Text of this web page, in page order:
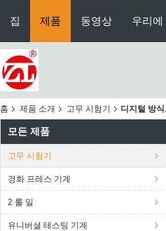
집 제품 동영상 우리에
홈 제품 소개 고무 시험기 디지털 방
모든 제품
고무 시험기
경화 프레스 기계
2 롤 밀
유니버셜 테스팅 기계